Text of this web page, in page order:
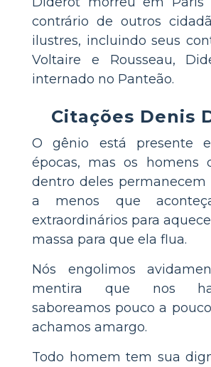
contrário de outros
ilustres, incluindo seus
Voltaire e Rousseau,
internado no Panteão.
Citações Denis
O gênio está presente
épocas, mas os homens
dentro deles permanecem
a menos que
extraordinários para
massa para que ela flua.
Nós engolimos
mentira que nos
saboreamos pouco a
achamos amargo.
Todo homem tem sua